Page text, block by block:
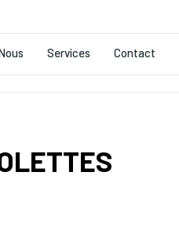
Services Contact